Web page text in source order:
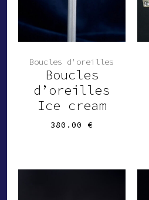
Boucles d'oreilles
Boucles
d’oreilles
Ice cream
380.00 €